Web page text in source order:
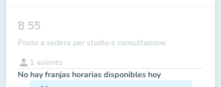
B 55
Posto a sedere per studio e consultazione
person 1 asiento
No hay franjas horarias disponibles hoy